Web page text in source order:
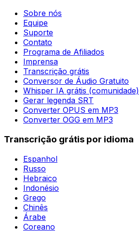
Sobre nós
Equipe
Suporte
Contato
Programa de Afiliados
Imprensa
Transcrição grátis
Conversor de Áudio Gratuito
Whisper IA grátis (comunidade)
Gerar legenda SRT
Converter OPUS em MP3
Converter OGG em MP3
Transcrição grátis por idioma
Espanhol
Russo
Hebraico
Indonésio
Grego
Chinês
Árabe
Coreano